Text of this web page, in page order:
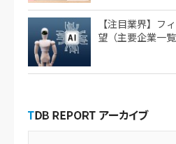
【注目業界】フ
望（主要企業一覧